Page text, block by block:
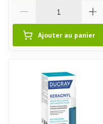
Ajouter au panier